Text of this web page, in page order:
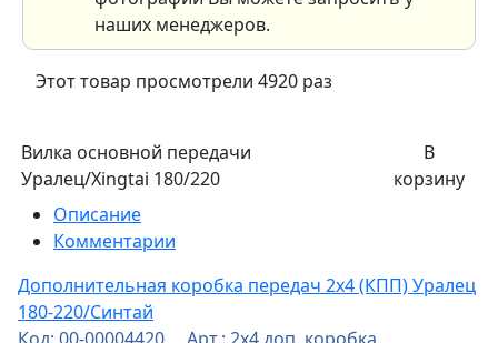
наших менеджеров.
Этот товар просмотрели 4920 раз
Вилка основной передачи
Уралец/Xingtai 180/220
В
корзину
Описание
Комментарии
Дополнительная коробка передач 2х4 (КПП) Уралец
180-220/Синтай